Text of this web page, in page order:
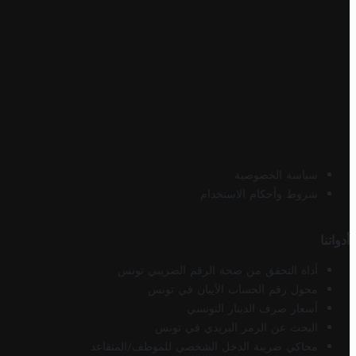
سياسة الخصوصية
شروط وأحكام الاستخدام
أدواتنا
أداة التحقق من صحة الرقم الضريبي تونس
محول رقم الحساب الآيبان في تونس
أسعار صرف الدينار التونسي
البحث عن الرمز البريدي في تونس
محاكي ضريبة الدخل الشخصي للموظف/المتقاعد